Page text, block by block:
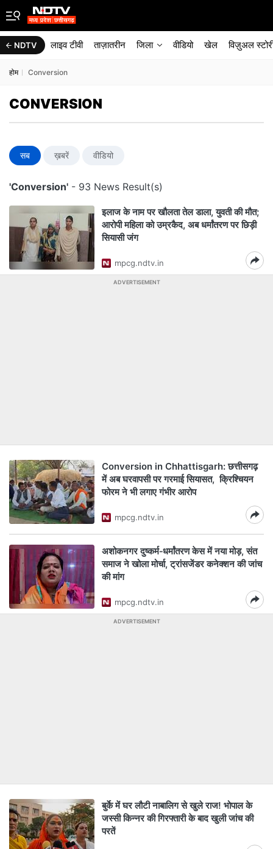
NDTV लाइव टीवी ताज़ातरीन जिला वीडियो खेल विज़ुअल
होम Conversion
CONVERSION
सब ख़बरें वीडियो
'Conversion' - 93 News Result(s)
इलाज के नाम पर खौलता तेल डाला, युवती की मौत;
आरोपी महिला को उम्रकैद, अब धर्मांतरण पर छिड़ी
सियासी जंग
mpcg.ndtv.in
ADVERTISEMENT
Conversion in Chhattisgarh: छत्तीसगढ़
में अब घरवापसी पर गरमाई सियासत, क्रिश्चियन
फोरम ने भी लगाए गंभीर आरोप
mpcg.ndtv.in
अशोकनगर दुष्कर्म‑धर्मांतरण केस में नया मोड़, संत
समाज ने खोला मोर्चा, ट्रांसजेंडर कनेक्शन की जांच
की मांग
mpcg.ndtv.in
ADVERTISEMENT
बुर्के में घर लौटी नाबालिग से खुले राज! भोपाल के
जस्सी किन्नर की गिरफ्तारी के बाद खुली जांच की
परतें